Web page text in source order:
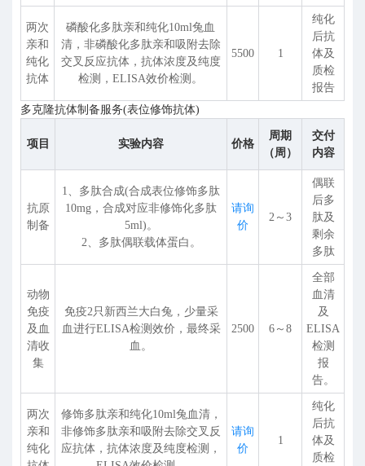
两次
亲和
纯化
抗体
磷酸化多肽亲和纯化10ml兔血
清，非磷酸化多肽亲和吸附去除
交叉反应抗体，抗体浓度及纯度
检测，ELISA效价检测。
5500 1
纯化
后抗
体及
质检
报告
多克隆抗体制备服务(表位修饰抗体)
项目 实验内容 价格
周期
（周）
交付
内容
抗原
制备
1、多肽合成(合成表位修饰多肽
10mg，合成对应非修饰化多肽
5ml)。
2、多肽偶联载体蛋白。
请询
价
2～3
偶联
后多
肽及
剩余
多肽
动物
免疫
及血
清收
集
免疫2只新西兰大白兔，少量采
血进行ELISA检测效价，最终采
血。
2500 6～8
全部
血清
及
ELISA
检测
报
告。
两次
亲和
纯化
修饰多肽亲和纯化10ml兔血清，
非修饰多肽亲和吸附去除交叉反
应抗体，抗体浓度及纯度检测，
请询
价
1
纯化
后抗
体及
质检